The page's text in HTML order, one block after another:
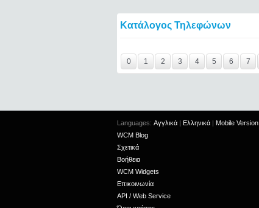
Κατάλογος Τηλεφώνων
0
1 2 3 4 5 6 7
Languages: Αγγλικά | Ελληνικά | Mobile Version
WCM Blog
Σχετικά
Βοήθεια
WCM Widgets
Επικοινωνία
API / Web Service